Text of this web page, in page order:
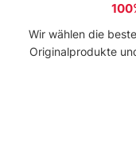
Wir wählen die
Originalprodukte